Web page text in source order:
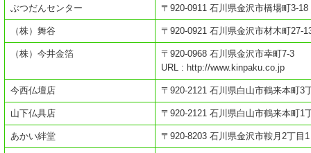
ぶつだんセンター 〒920-0911 石川県金沢市橋場町3-18
（株）舞谷 〒920-0921 石川県金沢市材木町27-
（株）今井金箔
〒920-0968 石川県金沢市幸町7-3
URL : http://www.kinpaku.co.jp
今西仏壇店 〒920-2121 石川県白山市鶴来本町3
山下仏具店 〒920-2121 石川県白山市鶴来本町1
あかい絆堂 〒920-8203 石川県金沢市鞍月2丁目1